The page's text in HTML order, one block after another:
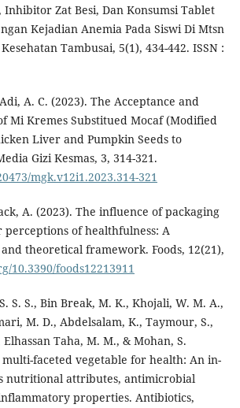
Inhibitor Zat Besi, Dan Konsumsi Tablet
Kejadian Anemia Pada Siswi Di Mtsn
Tambusai, 5(1), 434-442. ISSN :
A. C. (2023). The Acceptance and
Mi Kremes Substitued Mocaf (Modified
Liver and Pumpkin Seeds to
Gizi Kesmas, 3, 314-321.
mgk.v12i1.2023.314-321
A. (2023). The influence of packaging
perceptions of healthfulness: A
theoretical framework. Foods, 12(21),
10.3390/foods12213911
S. S., Bin Break, M. K., Khojali, W. M. A.,
M. D., Abdelsalam, K., Taymour, S.,
Taha, M. M., & Mohan, S.
multi-faceted vegetable for health: An in-
nutritional attributes, antimicrobial
properties. Antibiotics,